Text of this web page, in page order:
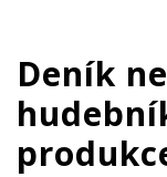
Deník